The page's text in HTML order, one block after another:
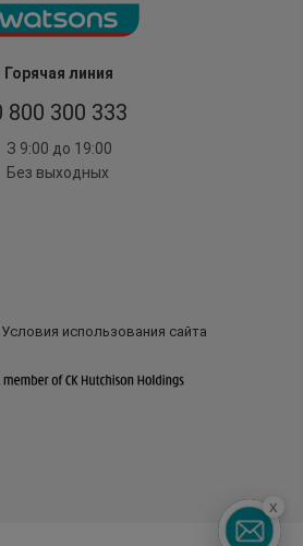
Горячая линия
800 300 333
З 9:00 до 19:00
Без выходных
использования сайта
x